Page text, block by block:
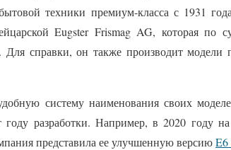
техники премиум-класса с 1931
Eugster Frismag AG, которая по
Для справки, он также производит модели
систему наименования своих
году разработки. Например, в 2020 году
представила ее улучшенную версиюE6